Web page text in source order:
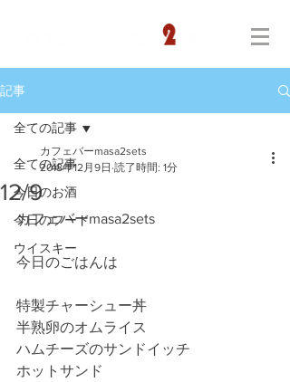
記事
全ての記事
今日のお酒
今日のフード
ウイスキー
全ての記事
12/9
カフェバーmasa2sets
2018年12月9日 読了時間: 1分
カフェバーmasa2sets
今日のごはんは
特製チャーシュー丼
半熟卵のオムライス
ハムチーズのサンドイッチ
ホットサンド